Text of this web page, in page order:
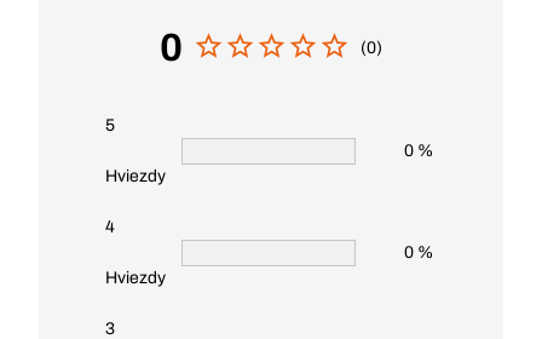
0 (0)
5
Hviezdy
0 %
4
Hviezdy
0 %
3